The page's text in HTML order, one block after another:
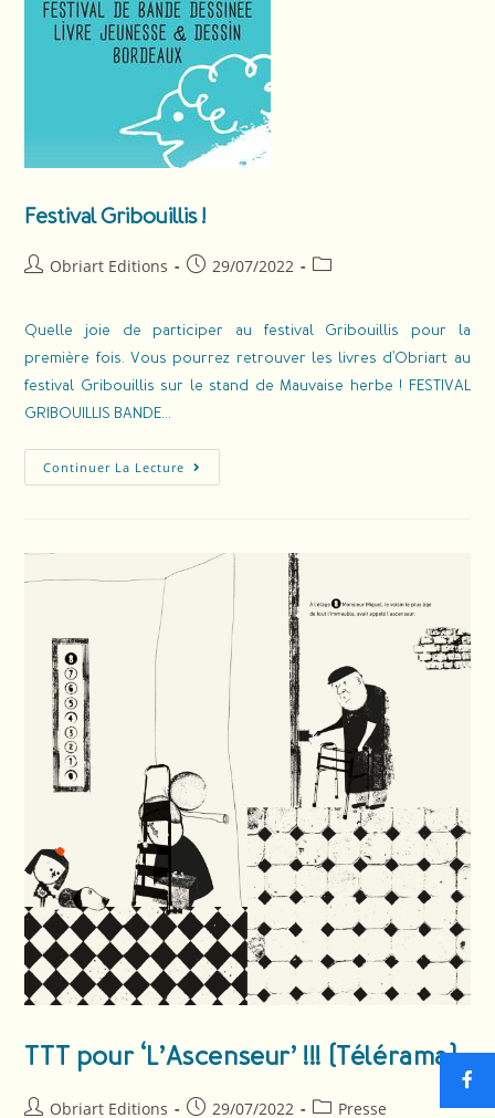
Festival Gribouillis !
Obriart Editions 29/07/2022
Quelle joie de participer au festival Gribouillis pour la
première fois. Vous pourrez retrouver les livres d'Obriart au
festival Gribouillis sur le stand de Mauvaise herbe ! FESTIVAL
GRIBOUILLIS BANDE…
Continuer La Lecture
TTT pour ‘L’Ascenseur’ !!! (Télérama)
Obriart Editions 29/07/2022 Presse